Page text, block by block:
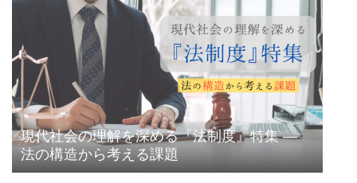
現代社会の理解を深める『法制度』特集 ―
法の構造から考える課題